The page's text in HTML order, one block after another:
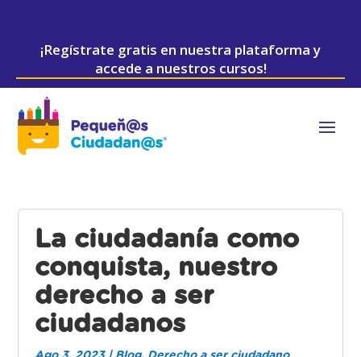
¡Regístrate gratis en nuestra plataforma y
accede a nuestros cursos!
La ciudadanía como
conquista, nuestro
derecho a ser
ciudadanos